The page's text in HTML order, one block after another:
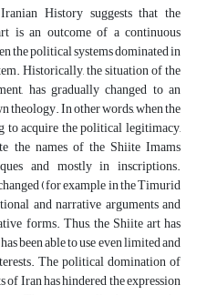
History suggests that the
is an outcome of a continuous
the political systems dominated in
Historically, the situation of the
has gradually changed to an
theology. In other words, when the
to acquire the political legitimacy,
the names of the Shiite Imams
and mostly in inscriptions.
(for example in the Timurid
and narrative arguments and
forms. Thus, the Shiite art has
been able to use even limited and
The political domination of
Iran has hindered the expression